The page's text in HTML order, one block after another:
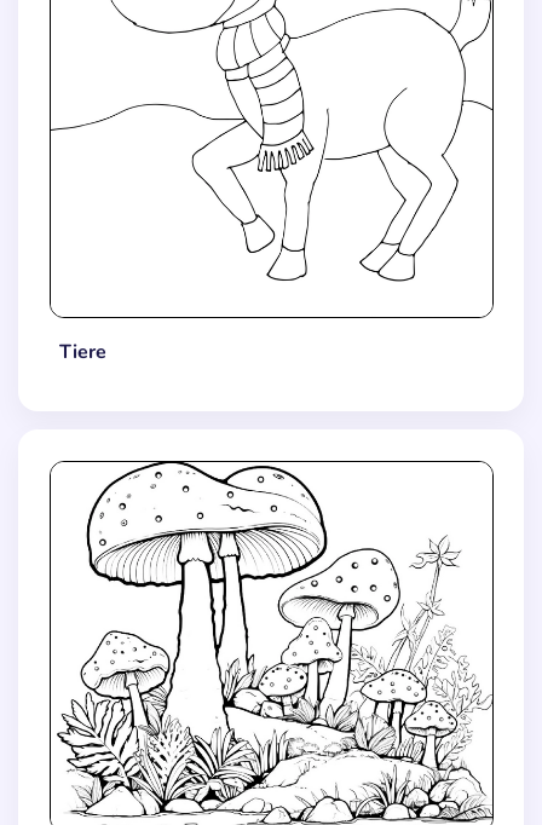
Tiere